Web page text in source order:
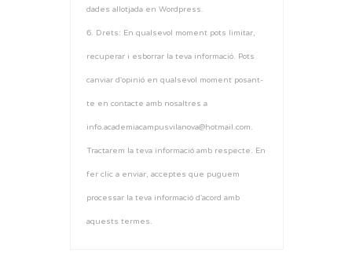
dades allotjada en Wordpress.
6. Drets: En qualsevol moment pots limitar,
recuperar i esborrar la teva informació. Pots
canviar d'opinió en qualsevol moment posant-
te en contacte amb nosaltres a
info.academiacampusvilanova@hotmail.com.
Tractarem la teva informació amb respecte. En
fer clic a enviar, acceptes que puguem
processar la teva informació d'acord amb
aquests termes.